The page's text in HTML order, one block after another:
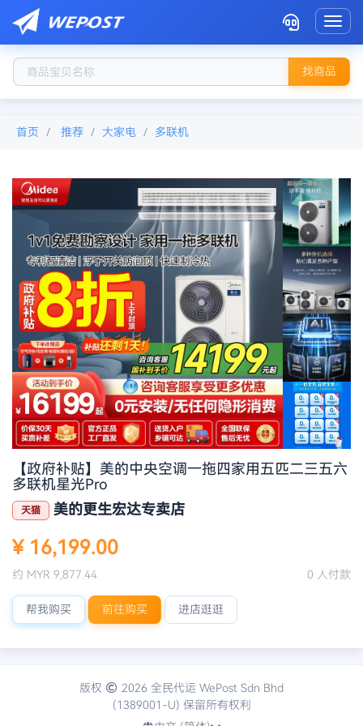
找商品
首页 推荐 大家电 多联机
【政府补贴】美的中央空调一拖四家用五匹二三五六
多联机星光Pro
天猫 美的更生宏达专卖店
¥ 16,199.00
0 人付款
约 MYR 9,877.44
帮我购买 前往购买 进店逛逛
版权
2026 全民代运 WePost Sdn Bhd
(1389001-U) 保留所有权利